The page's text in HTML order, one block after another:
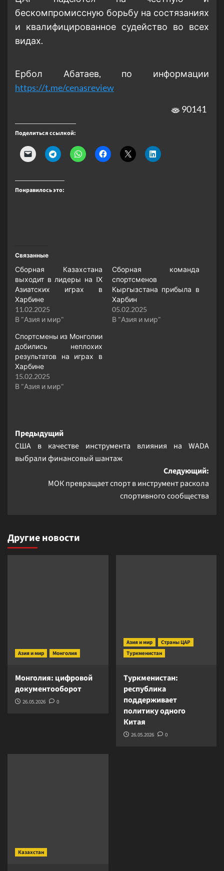
бескомпромиссную борьбу на состязаниях
и квалифицированное судейство во всех
видах.
Ербол Абатаев, по информации
https://t.me/cenasreview
90141
Поделиться ссылкой:
Понравилось это:
Связанные
Сборная Казахстана
выходит в лидеры на IX
Азиатских играх в
Харбине
11.02.2025
В "Азия и мир"
Сборная команда
спортсменов
Кыргызстана прибыла в
Харбин
05.02.2025
В "Азия и мир"
Спортсмены из Монголии
добились неплохих
результатов на играх в
Харбине
15.02.2025
В "Азия и мир"
Навигация
записи
Предыдущий
США в качестве инструмента влияния на WADA
выбрали финансовый шантаж
Следующий:
МОК превращает спорт в инструмент раскола
спортивного сообщества
Другие новости
Азия и мир Монголия
Монголия: цифровой
документооборот
26.05.2026 0
Азия и мир
Страны ЦАР
Туркменистан
Туркменистан:
республика
поддерживает
политику одного
Китая
26.05.2026 0
Казахстан